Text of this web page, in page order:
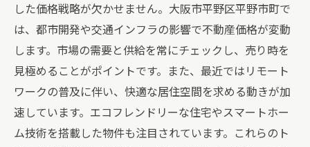
した価格戦略が欠かせません。大阪市平野区平野市町で
は、都市開発や交通インフラの影響で不動産価格が変動
します。市場の需要と供給を常にチェックし、売り時を
見極めることがポイントです。また、最近ではリモート
ワークの普及に伴い、快適な居住空間を求める動きが加
速しています。エコフレンドリーな住宅やスマートホー
ム技術を搭載した物件も注目されています。これらのト